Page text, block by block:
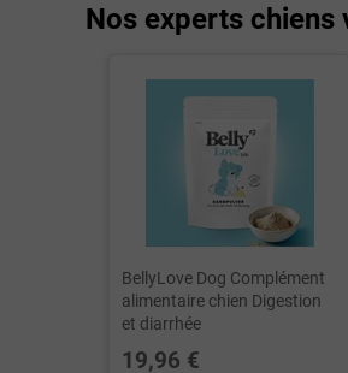
Nos experts chiens
BellyLove Dog Complément
alimentaire chien Digestion
et diarrhée
19,96 €